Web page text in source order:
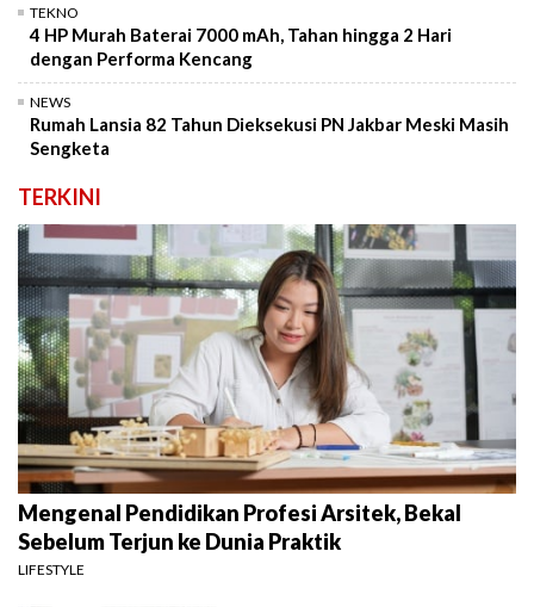
TEKNO
4 HP Murah Baterai 7000 mAh, Tahan hingga 2 Hari
dengan Performa Kencang
NEWS
Rumah Lansia 82 Tahun Dieksekusi PN Jakbar Meski Masih
Sengketa
TERKINI
Mengenal Pendidikan Profesi Arsitek, Bekal
Sebelum Terjun ke Dunia Praktik
LIFESTYLE